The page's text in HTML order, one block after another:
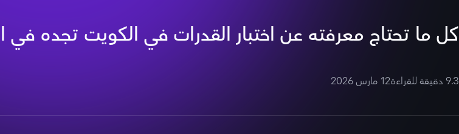
كل ما تحتاج معرفته عن اختبار القدرات في الكويت تجده في
9.3 دقيقة للقراءة‫12 مارس 2026‬